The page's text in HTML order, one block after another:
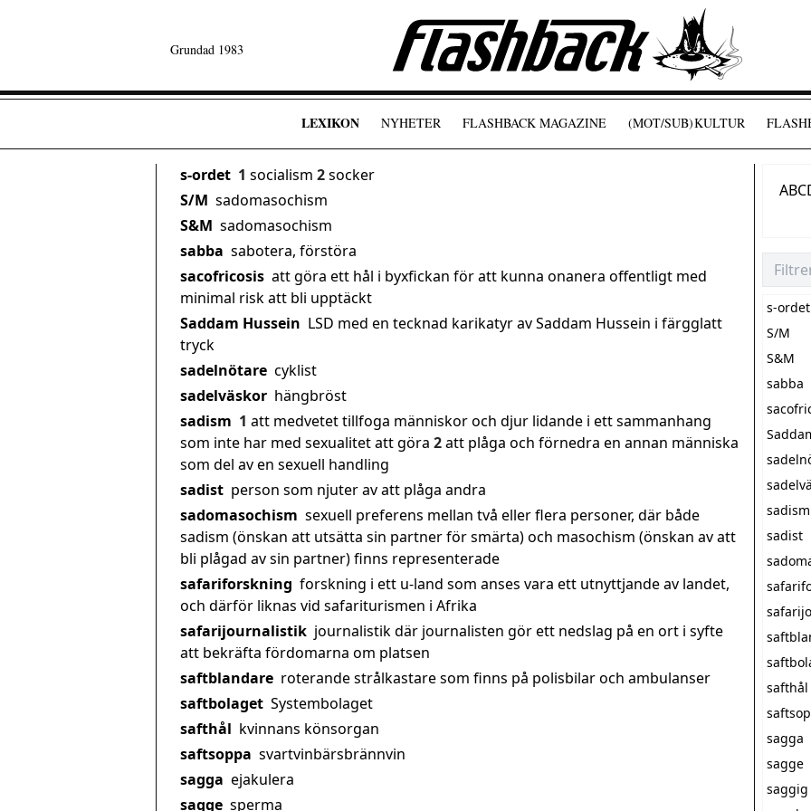
Grundad 1983
LEXIKON NYHETER FLASHBACK MAGAZINE (MOT/SUB)KULTUR
s-ordet 1 socialism 2socker
S/M sadomasochism
S&M sadomasochism
sabba sabotera, förstöra
sacofricosis att göra ett hål i byxfickan för att kunna onanera offentligt med
minimal risk att bli upptäckt
Saddam Hussein LSD med en tecknad karikatyr av Saddam Hussein i färgglatt
tryck
sadelnötare cyklist
sadelväskor hängbröst
sadism 1 att medvetet tillfoga människor och djur lidande i ett sammanhang
som inte har med sexualitet att göra 2att plåga och förnedra en annan människa
som del av en sexuell handling
sadist person som njuter av att plåga andra
sadomasochism sexuell preferens mellan två eller flera personer, där både
sadism (önskan att utsätta sin partner för smärta) och masochism (önskan av att
bli plågad av sin partner) finns representerade
safariforskning forskning i ett u-land som anses vara ett utnyttjande av landet,
och därför liknas vid safariturismen i Afrika
safarijournalistik journalistik där journalisten gör ett nedslag på en ort i syfte
att bekräfta fördomarna om platsen
saftblandare roterande strålkastare som finns på polisbilar och ambulanser
saftbolaget Systembolaget
safthål kvinnans könsorgan
saftsoppa svartvinbärsbrännvin
sagga ejakulera
sagge sperma
ABC
s-ordet
S/M
S&M
sabba
sadism
sadist
safthål
sagga
sagge
saggig